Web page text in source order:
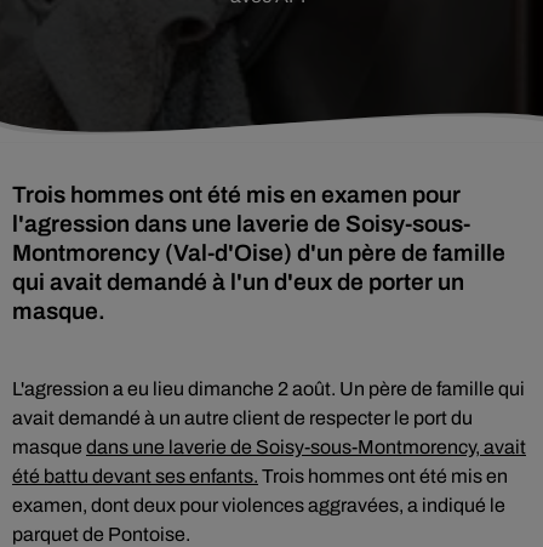
Trois hommes ont été mis en examen pour
l'agression dans une laverie de Soisy-sous-
Montmorency (Val-d'Oise) d'un père de famille
qui avait demandé à l'un d'eux de porter un
masque.
L'agression a eu lieu dimanche 2 août. Un père de famille qui
avait demandé à un autre client de respecter le port du
masque dans une laverie de Soisy-sous-Montmorency, avait
été battu devant ses enfants. Trois hommes ont été mis en
examen, dont deux pour violences aggravées, a indiqué le
parquet de Pontoise.